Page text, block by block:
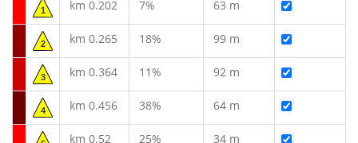
1 km 0.202 7% 63 m
2 km 0.265 18% 99 m
3 km 0.364 11% 92 m
4 km 0.456 38% 64 m
km 0.52 25% 34 m